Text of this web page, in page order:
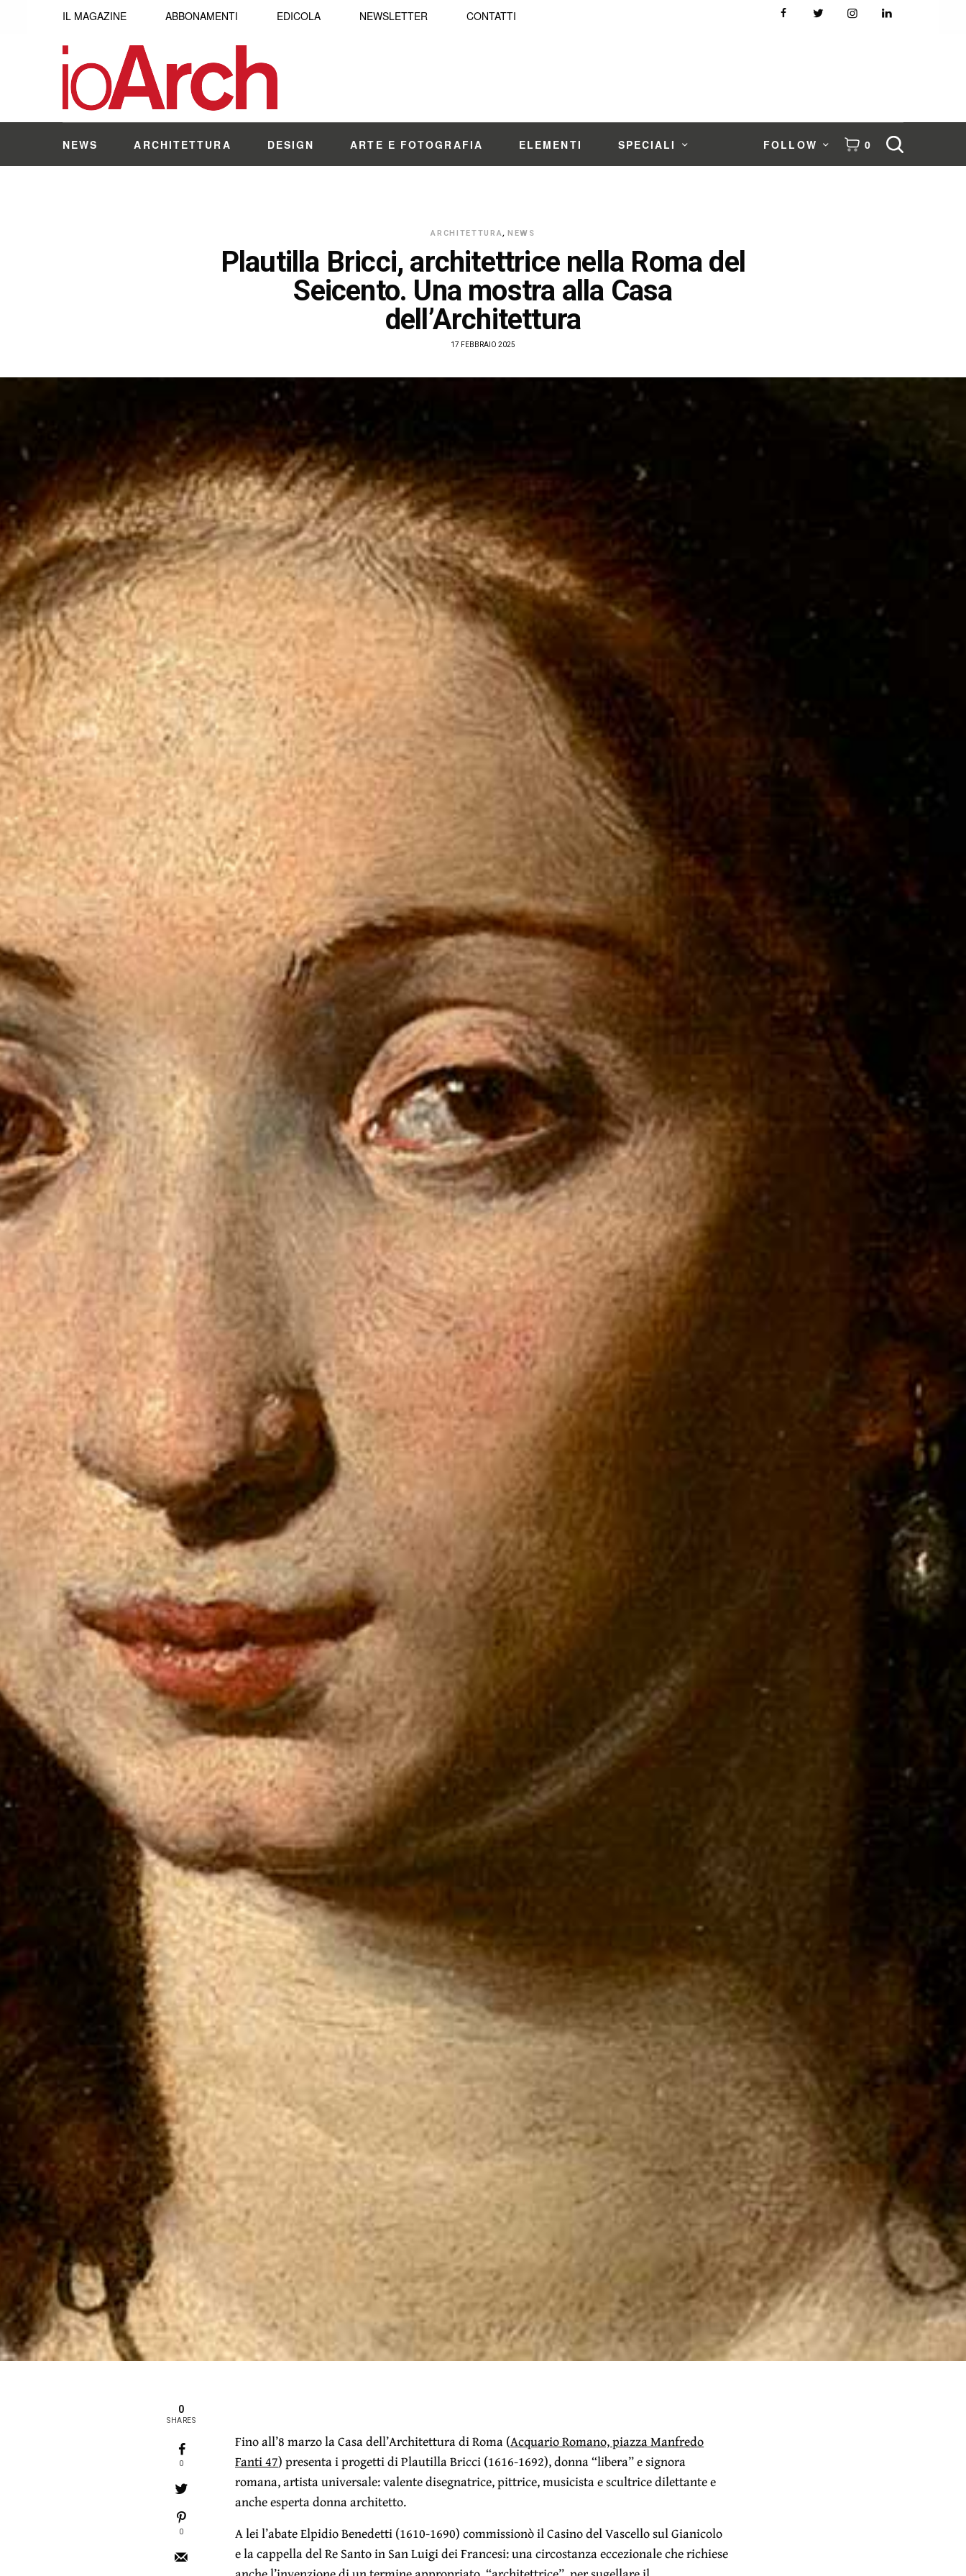
IL MAGAZINE ABBONAMENTI EDICOLA NEWSLETTER CONTATTI
NEWS ARCHITETTURA DESIGN ARTE E FOTOGRAFIA ELEMENTI SPECIALI FOLLOW 0
ARCHITETTURA, NEWS
Plautilla Bricci, architettrice nella Roma del
Seicento. Una mostra alla Casa
dell’Architettura
17 FEBBRAIO 2025
0
SHARES
0
0
Fino all’8 marzo la Casa dell’Architettura di Roma (Acquario Romano, piazza Manfredo
Fanti 47) presenta i progetti di Plautilla Bricci (1616-1692), donna “libera” e signora
romana, artista universale: valente disegnatrice, pittrice, musicista e scultrice dilettante e
anche esperta donna architetto.
A lei l’abate Elpidio Benedetti(1610-1690) commissionò il Casino del Vascello sul Gianicolo
e la cappella del Re Santo in San Luigi dei Francesi: una circostanza eccezionale che richiese